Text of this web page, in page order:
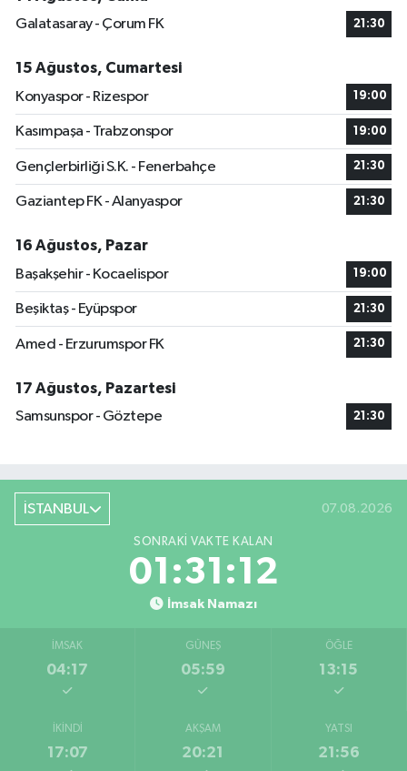
Galatasaray - Çorum FK
21:30
15 Ağustos, Cumartesi
Konyaspor - Rizespor
19:00
Kasımpaşa - Trabzonspor 19:00
Gençlerbirliği S.K. - Fenerbahçe 21:30
Gaziantep FK - Alanyaspor 21:30
16 Ağustos, Pazar
Başakşehir - Kocaelispor
19:00
Beşiktaş - Eyüpspor 21:30
Amed - Erzurumspor FK 21:30
17 Ağustos, Pazartesi
Samsunspor - Göztepe
21:30
İSTANBUL 07.08.2026
SONRAKI VAKTE KALAN
01:31:11
İmsak Namazı
İMSAK
04:17
GÜNEŞ
05:59
ÖĞLE
13:15
İKINDI
17:07
AKŞAM
20:21
YATSI
21:56